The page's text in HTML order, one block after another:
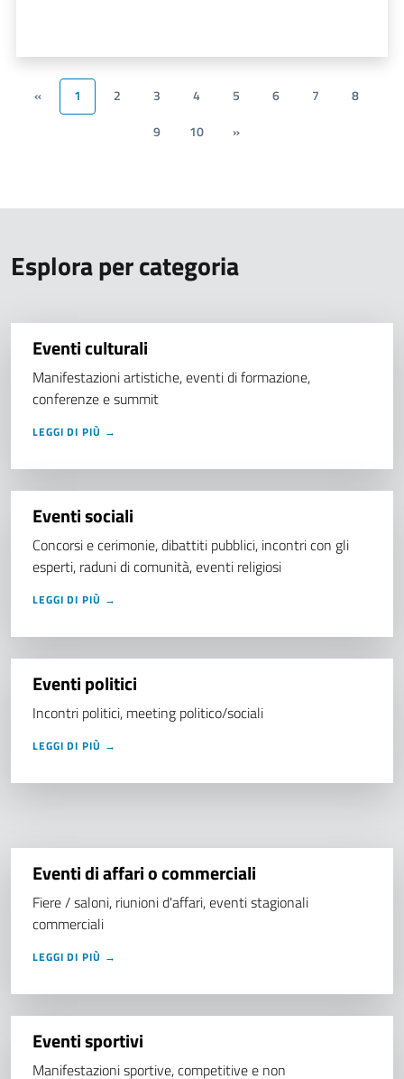
« 1 2 3 4 5 6 7
8
9
10 »
Esplora per categoria
Eventi culturali
Manifestazioni artistiche, eventi di formazione,
conferenze e summit
LEGGI DI PIÙ →
Eventi sociali
Concorsi e cerimonie, dibattiti pubblici, incontri con gli
esperti, raduni di comunità, eventi religiosi
LEGGI DI PIÙ →
Eventi politici
Incontri politici, meeting politico/sociali
LEGGI DI PIÙ →
Eventi di affari o commerciali
Fiere / saloni, riunioni d'affari, eventi stagionali
commerciali
LEGGI DI PIÙ →
Eventi sportivi
Manifestazioni sportive, competitive e non